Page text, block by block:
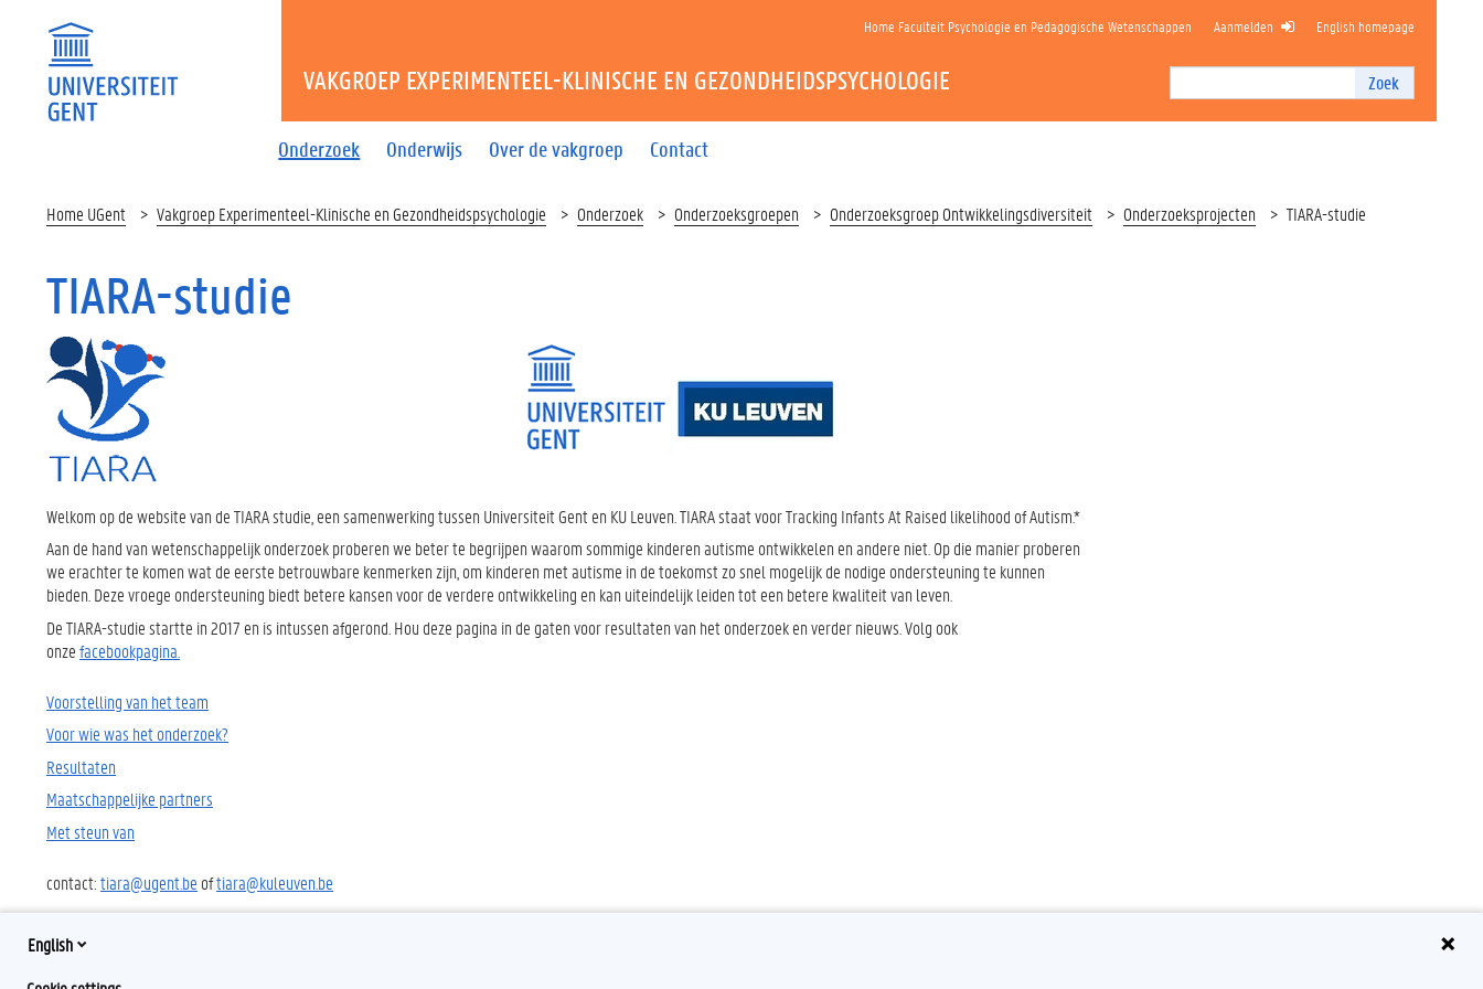
Zoek
Zoek
n
Home Faculteit Psychologie en Pedagogische Wetenschappen Aanmelden English homepage
Onderzoek Onderwijs Over de vakgroep Contact
VAKGROEP EXPERIMENTEEL-KLINISCHE EN GEZONDHEIDSPSYCHOLOGIE
Home UGent Vakgroep Experimenteel-Klinische en Gezondheidspsychologie Onderzoek Onderzoeksgroepen Onderzoeksgroep Ontwikkelingsdiversiteit Onderzoeksprojecten TIARA-studie
TIARA-studie
Welkom op de website van de TIARA studie, een samenwerking tussen Universiteit Gent en KU Leuven. TIARA staat voor Tracking Infants At Raised likelihood of Autism.*
Aan de hand van wetenschappelijk onderzoek proberen we beter te begrijpen waarom sommige kinderen autisme ontwikkelen en andere niet. Op die manier proberen
we erachter te komen wat de eerste betrouwbare kenmerken zijn, om kinderen met autisme in de toekomst zo snel mogelijk de nodige ondersteuning te kunnen
bieden. Deze vroege ondersteuning biedt betere kansen voor de verdere ontwikkeling en kan uiteindelijk leiden tot een betere kwaliteit van leven.
De TIARA-studie startte in 2017 en is intussen afgerond. Hou deze pagina in de gaten voor resultaten van het onderzoek en verder nieuws. Volg ook
onzefacebookpagina.
Voorstelling van het team
Voor wie was het onderzoek?
Resultaten
Maatschappelijke partners
Met steun van
contact:tiara@ugent.be oftiara@kuleuven.be
English